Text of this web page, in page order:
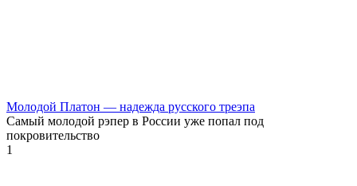
Молодой Платон — надежда русского треэпа
Самый молодой рэпер в России уже попал под
покровительство
1